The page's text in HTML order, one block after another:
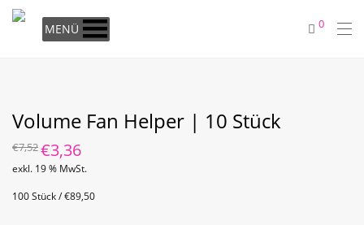
MENÜ 0
Volume Fan Helper | 10 Stück
€7,52Ursprünglicher
Preis
war:
€3,36Preis
ist:
exkl. 19 % MwSt.
100 Stück / €89,50